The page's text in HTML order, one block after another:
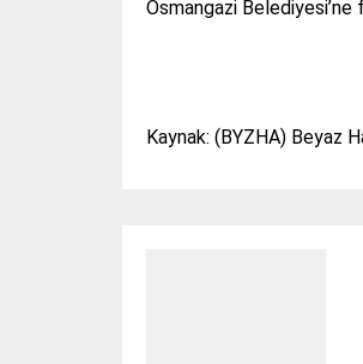
Osmangazi
Kaynak: (BYZHA) Beyaz